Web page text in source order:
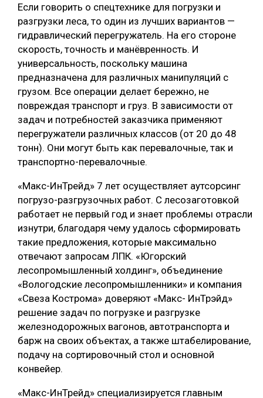
Если говорить о спецтехнике для погрузки и
разгрузки леса, то один из лучших вариантов —
гидравлический перегружатель. На его стороне
скорость, точность и манёвренность. И
универсальность, поскольку машина
предназначена для различных манипуляций с
грузом. Все операции делает бережно, не
повреждая транспорт и груз. В зависимости от
задач и потребностей заказчика применяют
перегружатели различных классов (от 20 до 48
тонн). Они могут быть как перевалочные, так и
транспортно-перевалочные.
«Макс-ИнТрейд» 7 лет осуществляет аутсорсинг
погрузо-разгрузочных работ. С лесозаготовкой
работает не первый год и знает проблемы отрасли
изнутри, благодаря чему удалось сформировать
такие предложения, которые максимально
отвечают запросам ЛПК. «Югорский
лесопромышленный холдинг», объединение
«Вологодские лесопромышленники» и компания
«Свеза Кострома» доверяют «Макс- ИнТрэйд»
решение задач по погрузке и разгрузке
железнодорожных вагонов, автотранспорта и
барж на своих объектах, а также штабелирование,
подачу на сортировочный стол и основной
конвейер.
«Макс-ИнТрейд» специализируется главным